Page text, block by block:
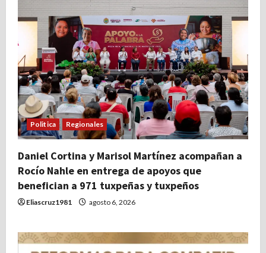
Politica Regionales
Daniel Cortina y Marisol Martínez acompañan a
Rocío Nahle en entrega de apoyos que
benefician a 971 tuxpeñas y tuxpeños
Eliascruz1981 agosto 6, 2026